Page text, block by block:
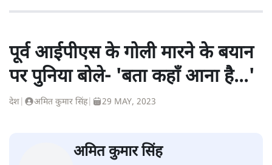
पूर्व आईपीएस के गोली मारने के बयान
पर पुनिया बोले- 'बता कहाँ आना है...'
देश अमित कुमार सिंह| 29 MAY, 2023